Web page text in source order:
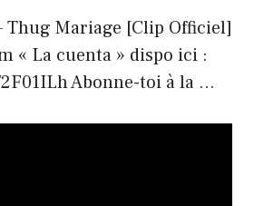
Thug Mariage [Clip Officiel]
« La cuenta » dispo ici :
Abonne-toi à la …